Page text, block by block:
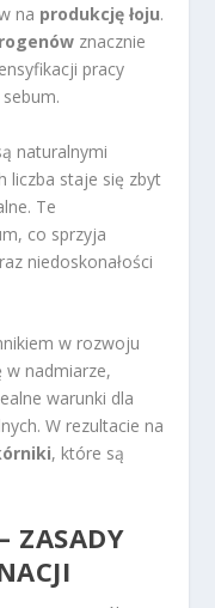
na produkcję łoju.
znacznie
pracy
naturalnymi
liczba staje się zbyt
Te
co sprzyja
niedoskonałości
w rozwoju
w nadmiarze,
warunki dla
W rezultacie na
, które są
ZASADY